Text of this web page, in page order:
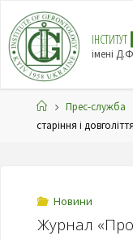
ІНСТИТУТ
імені
Прес-служба
старіння і
Новини
Журнал